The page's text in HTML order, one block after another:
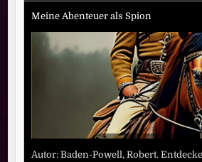
Meine Abenteuer als Spion
Autor: Baden-Powell, Robert.